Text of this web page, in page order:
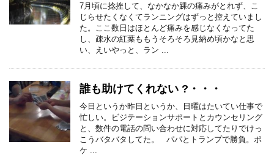
7月頃に捻挫して、なかなか踝の痛みがとれず、こ
じらせたくなくてランニングはずっと控えていまし
た。ここ数日はほとんど痛みを感じなくなってた
し、疎水の紅葉ももうそろそろ見納め頃かなと思
い、えいやっと、ラン ...
誰も助けてくれない ?・・・
今日というか昨日というか、日曜はたいてい仕事で
忙しい。ビジテーションサポートとカウンセリング
と、数件の電話の問い合わせに対応してたりでけっ
こうバタバタしてた。 パパとトランプで勝負。ポ
ケ ...